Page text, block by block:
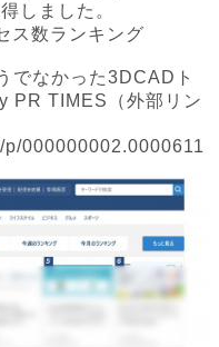
しました。
ス数ランキング
でなかった3DCADト
PR TIMES（外部リン
000000002.0000611